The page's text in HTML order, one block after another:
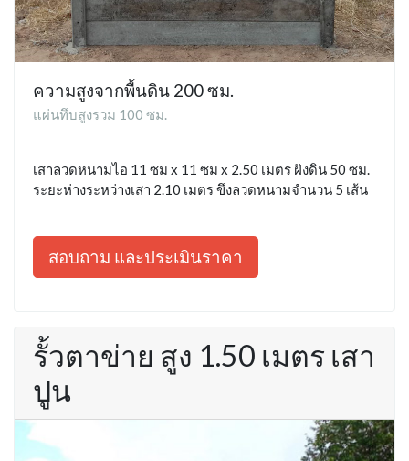
ความสูงจากพื้นดิน 200 ซม.
แผ่นทึบสูงรวม 100 ซม.
เสาลวดหนามไอ 11 ซม x 11 ซม x 2.50 เมตร ฝังดิน 50 ซม.
ระยะห่างระหว่างเสา 2.10 เมตร ขึงลวดหนามจำนวน 5 เส้น
สอบถาม และประเมินราคา
รั้วตาข่าย สูง 1.50 เมตร เสา
ปูน